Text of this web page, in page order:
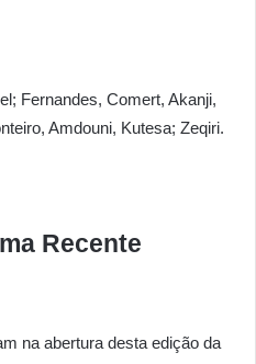
Fernandes, Comert, Akanji,
Amdouni, Kutesa; Zeqiri.
Recente
na abertura desta edição da